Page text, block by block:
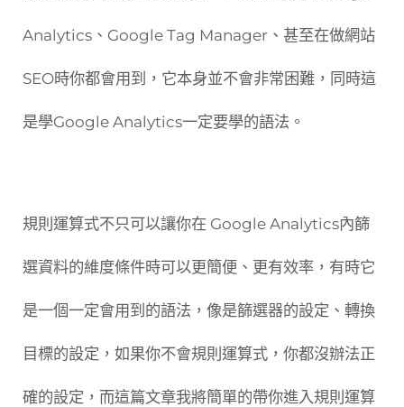
Analytics、Google Tag Manager、甚至在做網站
SEO時你都會用到，它本身並不會非常困難，同時這
是學Google Analytics一定要學的語法。
規則運算式不只可以讓你在 Google Analytics內篩
選資料的維度條件時可以更簡便、更有效率，有時它
是一個一定會用到的語法，像是篩選器的設定、轉換
目標的設定，如果你不會規則運算式，你都沒辦法正
確的設定，而這篇文章我將簡單的帶你進入規則運算